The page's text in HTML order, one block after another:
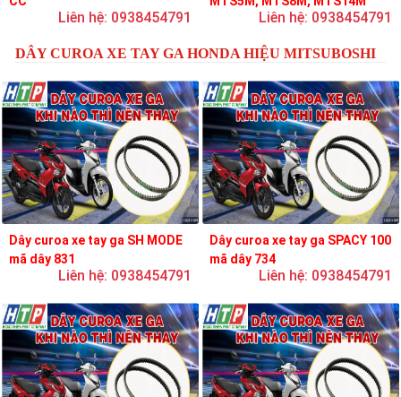
Liên hệ: 0938454791 Liên hệ: 0938454791
DÂY CUROA XE TAY GA HONDA HIỆU MITSUBOSHI
Dây curoa xe tay ga SH MODE
mã dây 831
Liên hệ: 0938454791
Dây curoa xe tay ga SPACY 100
mã dây 734
Liên hệ: 0938454791